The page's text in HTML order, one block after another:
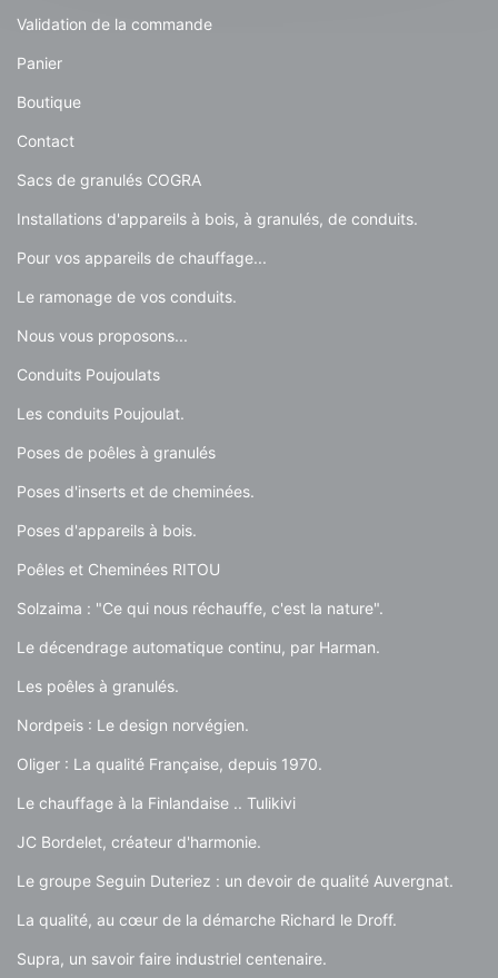
Validation de la commande
Panier
Boutique
Contact
Sacs de granulés COGRA
Installations d'appareils à bois, à granulés, de conduits.
Pour vos appareils de chauffage...
Le ramonage de vos conduits.
Nous vous proposons...
Conduits Poujoulats
Les conduits Poujoulat.
Poses de poêles à granulés
Poses d'inserts et de cheminées.
Poses d'appareils à bois.
Poêles et Cheminées RITOU
Solzaima : "Ce qui nous réchauffe, c'est la nature".
Le décendrage automatique continu, par Harman.
Les poêles à granulés.
Nordpeis : Le design norvégien.
Oliger : La qualité Française, depuis 1970.
Le chauffage à la Finlandaise .. Tulikivi
JC Bordelet, créateur d'harmonie.
Le groupe Seguin Duteriez : un devoir de qualité Auvergnat.
La qualité, au cœur de la démarche Richard le Droff.
Supra, un savoir faire industriel centenaire.